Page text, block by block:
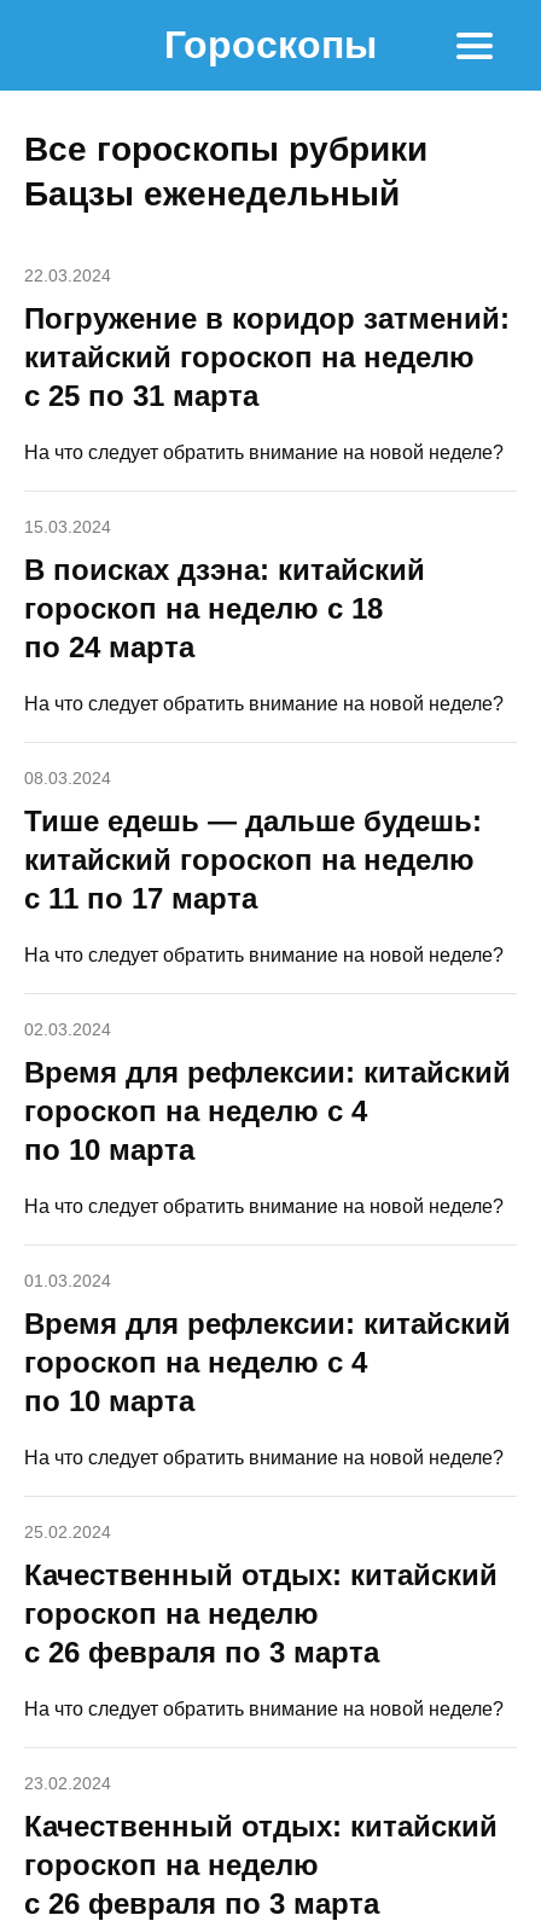
Гороскопы
Все гороскопы рубрики
Бацзы еженедельный
22.03.2024
Погружение в коридор затмений:
китайский гороскоп на неделю
с 25 по 31 марта
На что следует обратить внимание на новой неделе?
15.03.2024
В поисках дзэна: китайский
гороскоп на неделю с 18
по 24 марта
На что следует обратить внимание на новой неделе?
08.03.2024
Тише едешь — дальше будешь:
китайский гороскоп на неделю
с 11 по 17 марта
На что следует обратить внимание на новой неделе?
02.03.2024
Время для рефлексии: китайский
гороскоп на неделю с 4
по 10 марта
На что следует обратить внимание на новой неделе?
01.03.2024
Время для рефлексии: китайский
гороскоп на неделю с 4
по 10 марта
На что следует обратить внимание на новой неделе?
25.02.2024
Качественный отдых: китайский
гороскоп на неделю
с 26 февраля по 3 марта
На что следует обратить внимание на новой неделе?
23.02.2024
Качественный отдых: китайский
гороскоп на неделю
с 26 февраля по 3 марта